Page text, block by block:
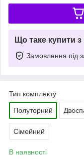
Що таке купити
Замовлення під
Тип комплекту
Полуторний
Сімейний
В наявності